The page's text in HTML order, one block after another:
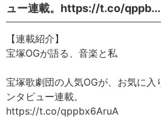
ュー連載。https://t.co/qppb...
【連載紹介】
宝塚OGが語る、音楽と私
宝塚歌劇団の人気OGが、お気に入
ンタビュー連載。
https://t.co/qppbx6AruA